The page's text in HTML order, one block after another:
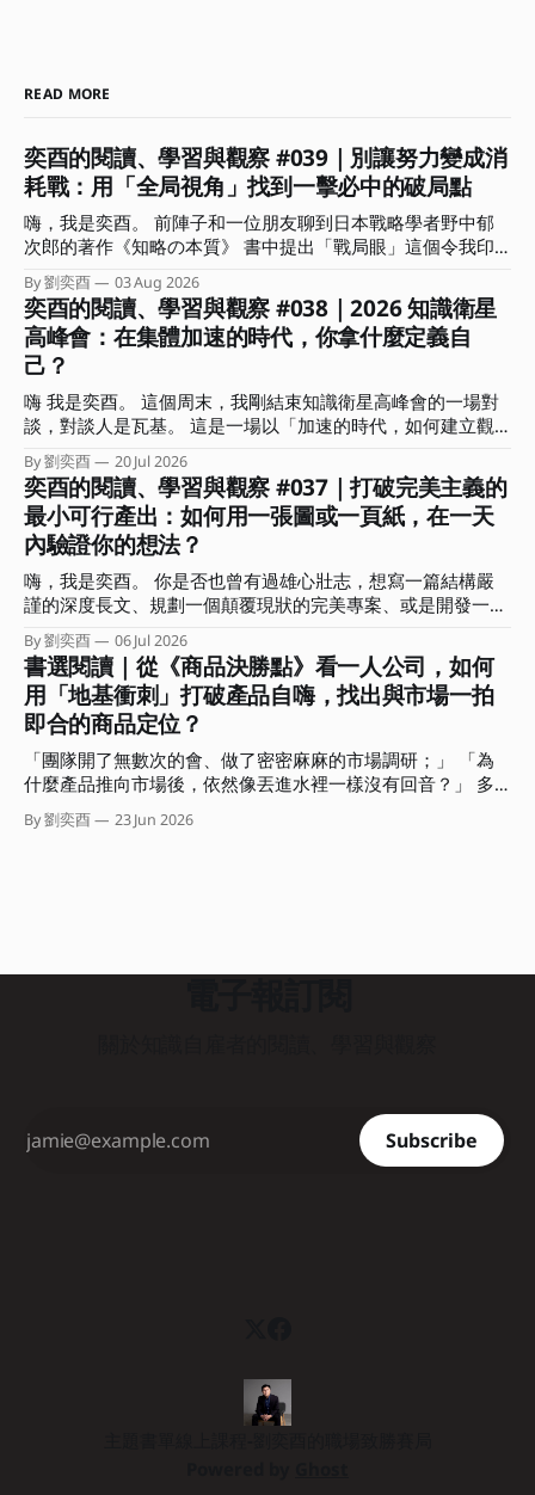
READ MORE
奕酉的閱讀、學習與觀察 #039｜別讓努力變成消
耗戰：用「全局視角」找到一擊必中的破局點
嗨，我是奕酉。 前陣子和一位朋友聊到日本戰略學者野中郁
次郎的著作《知略の本質》 書中提出「戰局眼」這個令我印
象深刻的概念。作者分析歷史上許多以弱勝強的逆轉戰事，發
現頂尖指揮官能擺脫消耗戰，關鍵不在於盲目的執行力，而是
在混沌中能瞬間看穿局勢、找到破局點的洞察力。 書中也指
出，真正具備戰局眼的指揮官在關鍵時刻的決策有兩個關鍵：
一｜懂得捨棄。明白哪些局部利益能放棄，以換取整體戰局的
空間與時間。 二｜精準的時機感。知道何時該蓄力、何時該
果斷傾全力下注。 這讓我聯想到，這不正是多數人在面對競
爭時最欠缺的「全局視角」嗎？ 常有人問我：奕酉，為什麼
我每天拼命生內容、趕專案，產出卻總是像消耗品一樣，價格
總是拉不起來，甚至愈做愈累？ 答案其實很簡單：你是在用
微觀的戰術勤奮，掩蓋戰略上的懶惰。 這期電子報，我想和
你聊聊什麼是全局視角？能帶來哪些具體效益？又該如何在生
活與工作上培養這種全局視角？ ．．． 擺脫低價內耗，用全
局視角架設「迷宮無人機」 你是否也有過這樣的無力感？ 沒
日沒夜都在趕報告、生內容，還要處理客戶需求，忙得不可開
交，但產出卻總是被當成消耗品，難以產生更大價值？
By 劉奕酉 03 Aug 2026
奕酉的閱讀、學習與觀察 #038｜2026 知識衛星
高峰會：在集體加速的時代，你拿什麼定義自
己？
嗨 我是奕酉。 這個周末，我剛結束知識衛星高峰會的一場對
談，對談人是瓦基。 這是一場以「加速的時代，如何建立觀
點、用結構放大影響力」為主題的對談，在準備時我也在思
索：已經這麼多人在談 AI 的各種面向、各種應用技巧，我們
還能說些什麼？什麼又是前來參加的聽眾想要聽到的？ 「肯
定不是網路上查得到，也不會是你問 AI 會得到的內容。」 抱
持著這樣的心情，我和瓦基決定以各自扮演的角色說些自己的
深刻感受，包括創作者、學習者，還有自雇者、商業顧問的視
角來回答「加速的時代，如何建立觀點、用結構放大影響力」
這個問題。 不知道前來聆聽這場對談的你，最有印象的是哪
個部分？又有哪句話在你心中留下了一個位置？ 這期的電子
報，我想和你分享這場對談的重點摘要，還有沒說的部份。
我會聚焦在對談中我所分享的三個思考核心，希望能幫助你從
「時間輸出」的勞務中解放，拿回人生的主導權。 ．．． 集
體加速、各自焦慮：你是在前進，還是有效率地迷路？ 「兩
位認為 AI 時代最常見的盲點有哪些？」 在對談中的這道問題
很有意思。
By 劉奕酉 20 Jul 2026
奕酉的閱讀、學習與觀察 #037｜打破完美主義的
最小可行產出：如何用一張圖或一頁紙，在一天
內驗證你的想法？
嗨，我是奕酉。 你是否也曾有過雄心壯志，想寫一篇結構嚴
謹的深度長文、規劃一個顛覆現狀的完美專案、或是開發一堂
系統化的線上課程？結果在行事曆上拖了三週，每次打開工作
視窗或 筆記軟體，看著空白的螢幕，最後又默默把它關掉。
我們常常誤以為，要等到「準備周全、想得完美」了才能開始
交付，卻不知在瘋狂快進的變動時代，思考是內顯的、只有行
動產出是外顯的。 那些卡在腦中、沒有轉化為產出的完美想
法，對市場或職場而言都是不可見的，並不會產生任何價值。
而這種高思考、低產出的盲點，正是阻礙我們建立個人品牌與
專業影響力的大魔王。 這期電子報我想與你聊聊，如何利用
商業上的「最小可行產品」（Minimum Viable Product，
By 劉奕酉 06 Jul 2026
書選閱讀｜從《商品決勝點》看一人公司，如何
用「地基衝刺」打破產品自嗨，找出與市場一拍
即合的商品定位？
「團隊開了無數次的會、做了密密麻麻的市場調研；」 「為
什麼產品推向市場後，依然像丟進水裡一樣沒有回音？」 多
數人遇到這種困境，直覺會怪罪執行力不足或計畫不夠完美。
但有沒有可能我們從一開始，就精準地朝著錯誤的方向狂奔？
無法解決問題，反而容易引發「群體思維」與高階主管個人偏
的經驗，以及十多年來輔導超過三百個團隊的創投實務，共同
研發出一套能在兩天內（十小時）
By 劉奕酉 23 Jun 2026
Subscribe